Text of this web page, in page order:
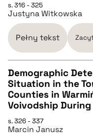
CZYSTY TEKST
pobierz cytat
pobierz cytat
s. 316 - 325
Justyna Witkowska
Pełny tekst
CZYSTY TEKST
pobierz cytat
Demographic
Situation in the
Counties in
Voivodship
s. 326 - 337
Marcin Janusz